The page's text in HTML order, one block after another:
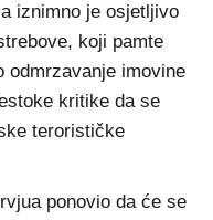
iznimno je osjetljivo
koji pamte
odmrzavanje imovine
kritike da se
terorističke
ponovio da će se